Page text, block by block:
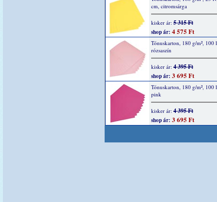
cm, citromsárga
kisker ár: 5 315 Ft
shop ár: 4 575 Ft
Tónuskarton, 180 g/m², 100
rózsaszín
kisker ár: 4 395 Ft
shop ár: 3 695 Ft
Tónuskarton, 180 g/m², 100
pink
kisker ár: 4 395 Ft
shop ár: 3 695 Ft